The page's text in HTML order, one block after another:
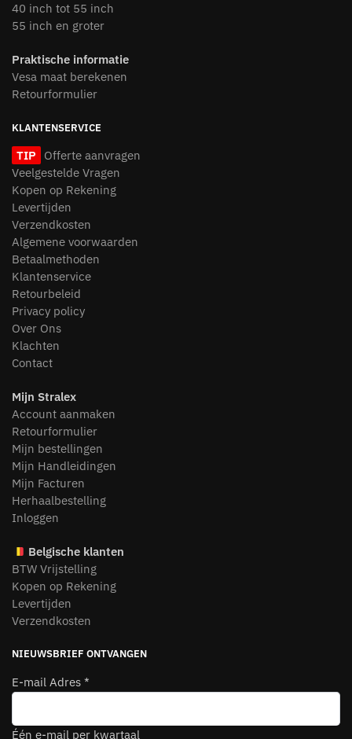
40 inch tot 55 inch
55 inch en groter
Praktische informatie
Vesa maat berekenen
Retourformulier
KLANTENSERVICE
TIP
Offerte aanvragen
Veelgestelde Vragen
Kopen op Rekening
Levertijden
Verzendkosten
Algemene voorwaarden
Betaalmethoden
Klantenservice
Retourbeleid
Privacy policy
Over Ons
Klachten
Contact
Mijn Stralex
Account aanmaken
Retourformulier
Mijn bestellingen
Mijn Handleidingen
Mijn Facturen
Herhaalbestelling
Inloggen
Belgische klanten
BTW Vrijstelling
Kopen op Rekening
Levertijden
Verzendkosten
NIEUWSBRIEF ONTVANGEN
E-mail Adres *
Één e-mail per kwartaal